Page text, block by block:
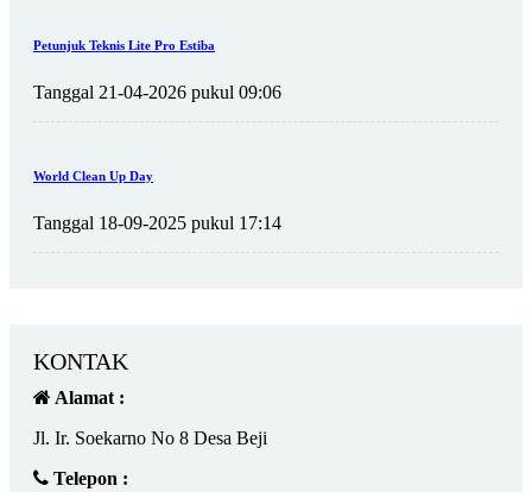
Petunjuk Teknis Lite Pro Estiba
Tanggal 21-04-2026 pukul 09:06
World Clean Up Day
Tanggal 18-09-2025 pukul 17:14
KONTAK
Alamat :
Jl. Ir. Soekarno No 8 Desa Beji
Telepon :